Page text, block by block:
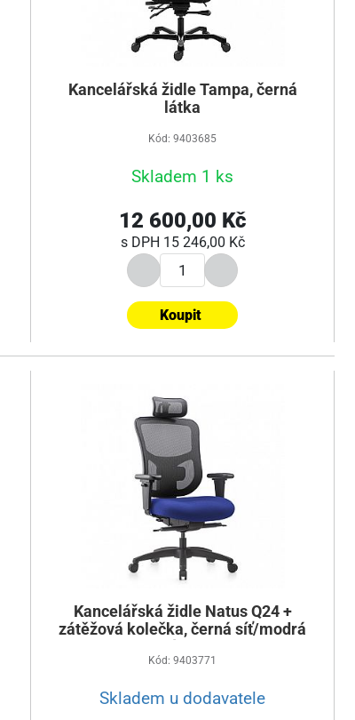
Kancelářská židle Tampa, černá
látka
Kód: 9403685
Skladem 1 ks
12 600,00 Kč
s DPH 15 246,00 Kč
Koupit
Kancelářská židle Natus Q24 +
zátěžová kolečka, černá síť/modrá
Kód: 9403771
Skladem u dodavatele